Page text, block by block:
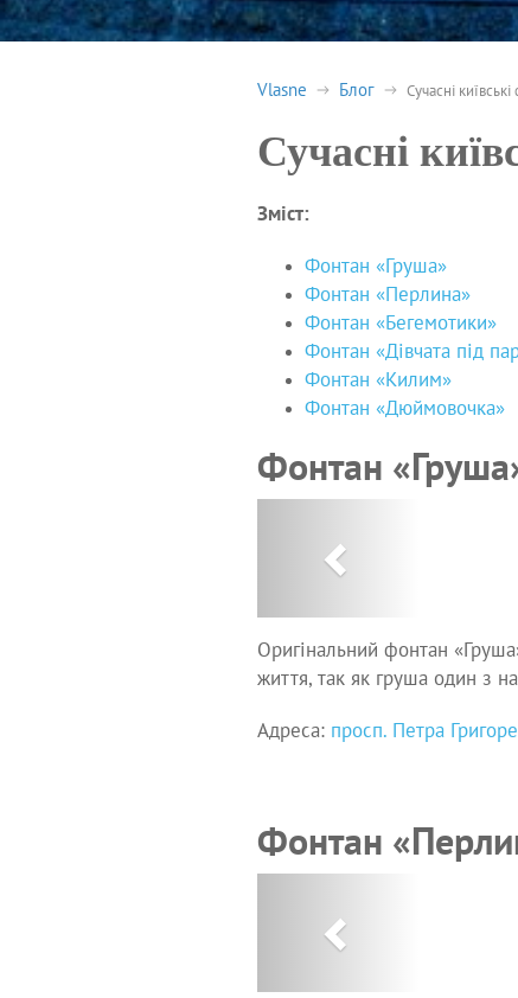
Vlasne Блог Сучасні
Сучасні
Зміст:
Фонтан «Груша»
Фонтан «Перлина»
Фонтан «Бегемотики»
Фонтан «Дівчата під
Фонтан «Килим»
Фонтан «Дюймовочка»
Фонтан
Оригінальний фонтан
життя, так як груша один з
Адреса: просп. Петра
Фонтан